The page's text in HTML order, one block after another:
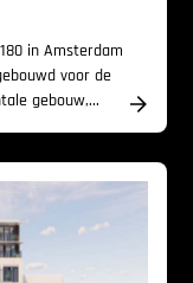
in Amsterdam
voor de
gebouw,...